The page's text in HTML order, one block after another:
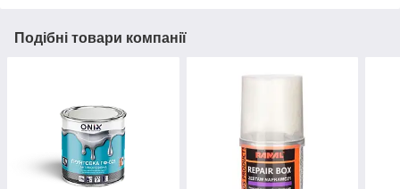
Подібні товари компанії